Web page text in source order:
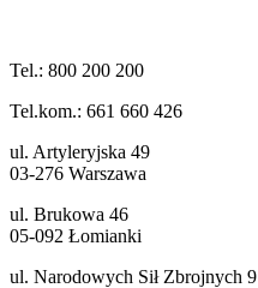
Tel.: 800 200 200
Tel.kom.: 661 660 426
ul. Artyleryjska 49
03-276 Warszawa
ul. Brukowa 46
05-092 Łomianki
ul. Narodowych Sił Zbrojnych 9